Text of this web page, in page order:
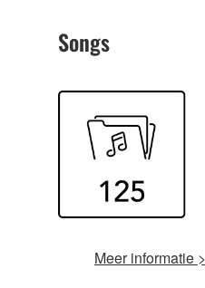
Songs
Meer informatie >